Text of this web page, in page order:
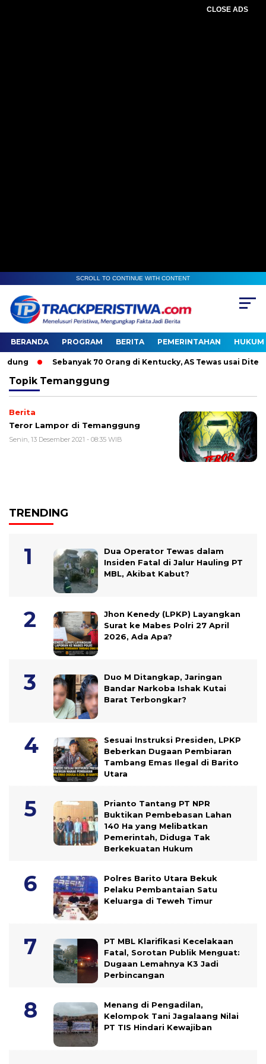
CLOSE ADS
SCROLL TO CONTINUE WITH CONTENT
BERANDA PROGRAM BERITA PEMERINTAHAN HUKUM
Sebanyak 70 Orang di Kentucky, AS Tewas usai
Topik Temanggung
Berita
Teror Lampor di Temanggung
Senin, 13 Desember 2021 - 08:35 WIB
TRENDING
Dua Operator Tewas dalam
Insiden Fatal di Jalur Hauling PT
MBL, Akibat Kabut?
Jhon Kenedy (LPKP) Layangkan
Surat ke Mabes Polri 27 April
2026, Ada Apa?
Duo M Ditangkap, Jaringan
Bandar Narkoba Ishak Kutai
Barat Terbongkar?
Sesuai Instruksi Presiden, LPKP
Beberkan Dugaan Pembiaran
Tambang Emas Ilegal di Barito
Utara
Prianto Tantang PT NPR
Buktikan Pembebasan Lahan
140 Ha yang Melibatkan
Pemerintah, Diduga Tak
Berkekuatan Hukum
Polres Barito Utara Bekuk
Pelaku Pembantaian Satu
Keluarga di Teweh Timur
PT MBL Klarifikasi Kecelakaan
Fatal, Sorotan Publik Menguat:
Dugaan Lemahnya K3 Jadi
Perbincangan
Menang di Pengadilan,
Kelompok Tani Jagalaang Nilai
PT TIS Hindari Kewajiban